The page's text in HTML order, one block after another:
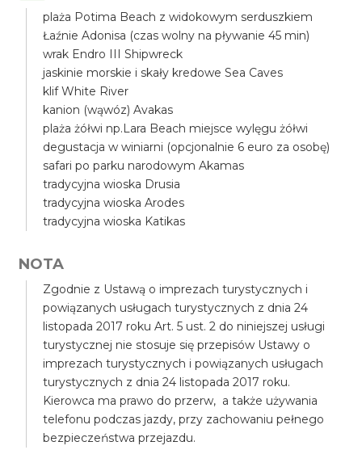
plaża Potima Beach z widokowym serduszkiem
Łaźnie Adonisa (czas wolny na pływanie 45 min)
wrak Endro III Shipwreck
jaskinie morskie i skały kredowe Sea Caves
klif White River
kanion (wąwóz) Avakas
plaża żółwi np.Lara Beach miejsce wylęgu żółwi
degustacja w winiarni (opcjonalnie 6 euro za osobę)
safari po parku narodowym Akamas
tradycyjna wioska Drusia
tradycyjna wioska Arodes
tradycyjna wioska Katikas
NOTA
Zgodnie z Ustawą o imprezach turystycznych i
powiązanych usługach turystycznych z dnia 24
listopada 2017 roku Art. 5 ust. 2 do niniejszej usługi
turystycznej nie stosuje się przepisów Ustawy o
imprezach turystycznych i powiązanych usługach
turystycznych z dnia 24 listopada 2017 roku.
Kierowca ma prawo do przerw, a także używania
telefonu podczas jazdy, przy zachowaniu pełnego
bezpieczeństwa przejazdu.